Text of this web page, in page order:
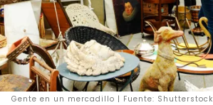
Gente en un mercadillo | Fuente: Shutterstock